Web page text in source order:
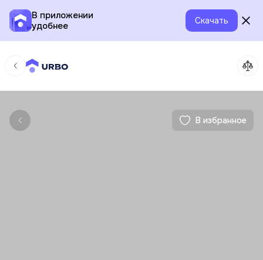
В приложении
удобнее
Скачать
В избранное